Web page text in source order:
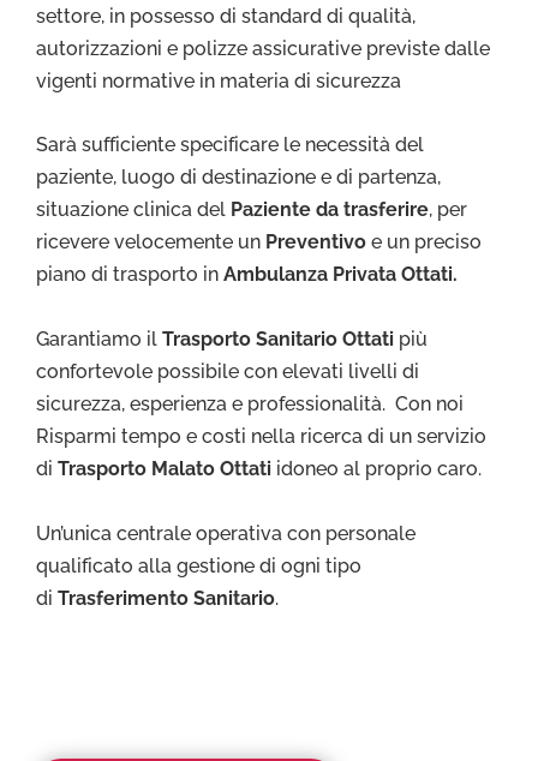
settore, in possesso di standard di qualità,
autorizzazioni e polizze assicurative previste dalle
vigenti normative in materia di sicurezza
Sarà sufficiente specificare le necessità del
paziente, luogo di destinazione e di partenza,
situazione clinica del Paziente da trasferire, per
ricevere velocemente un Preventivo e un preciso
piano di trasporto in Ambulanza Privata Ottati.
Garantiamo il Trasporto Sanitario Ottati più
confortevole possibile con elevati livelli di
sicurezza, esperienza e professionalità. Con noi
Risparmi tempo e costi nella ricerca di un servizio
di Trasporto Malato Ottati idoneo al proprio caro.
Un’unica centrale operativa con personale
qualificato alla gestione di ogni tipo
di Trasferimento Sanitario.